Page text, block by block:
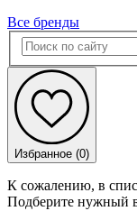
Все бренды
Избранное (0)
К сожалению, в
Подберите нужный